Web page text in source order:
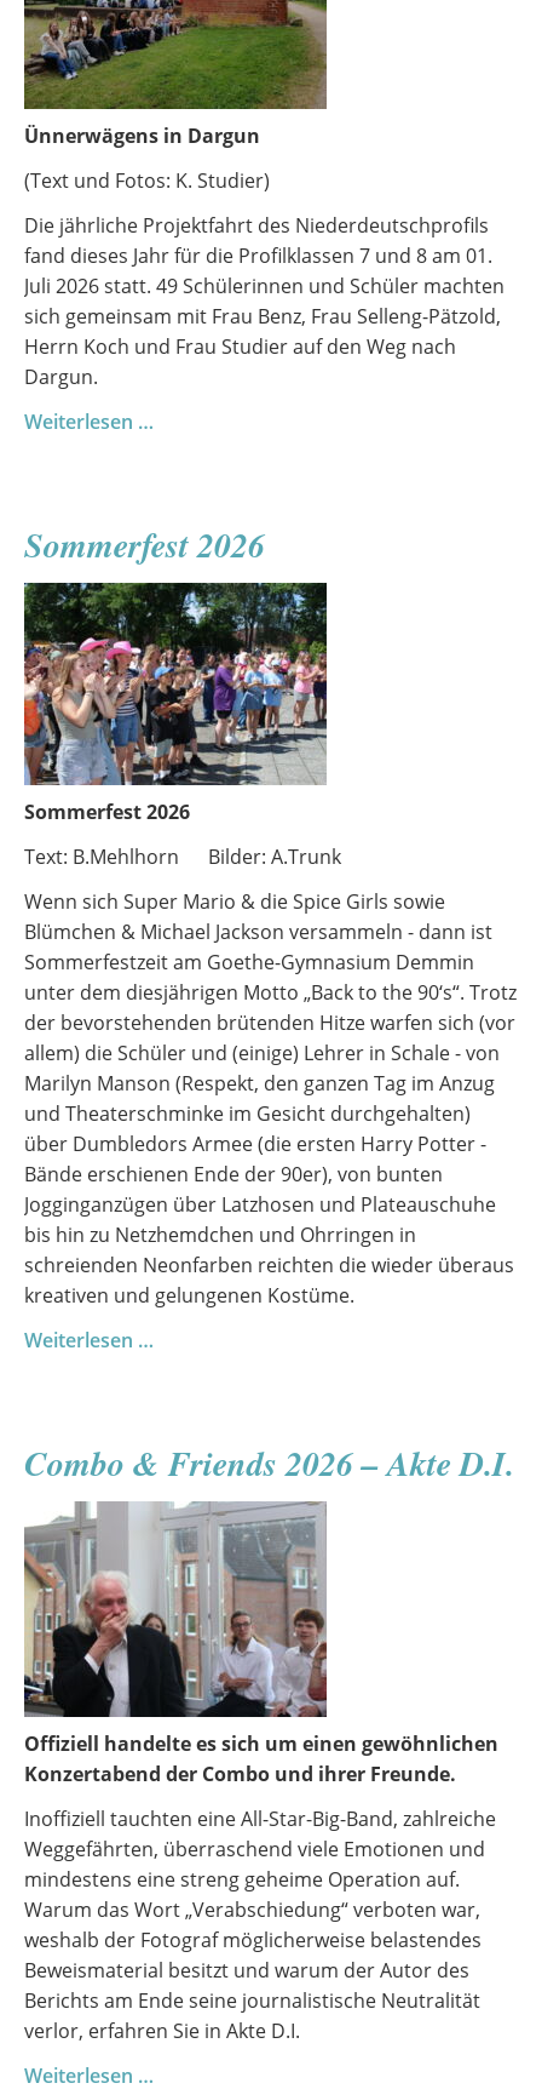
Ünnerwägens in Dargun
(Text und Fotos: K. Studier)
Die jährliche Projektfahrt des Niederdeutschprofils
fand dieses Jahr für die Profilklassen 7 und 8 am 01.
Juli 2026 statt. 49 Schülerinnen und Schüler machten
sich gemeinsam mit Frau Benz, Frau Selleng-Pätzold,
Herrn Koch und Frau Studier auf den Weg nach
Dargun.
Weiterlesen …
Sommerfest 2026
Sommerfest 2026
Text: B.Mehlhorn Bilder: A.Trunk
Wenn sich Super Mario & die Spice Girls sowie
Blümchen & Michael Jackson versammeln - dann ist
Sommerfestzeit am Goethe-Gymnasium Demmin
unter dem diesjährigen Motto „Back to the 90‘s“. Trotz
der bevorstehenden brütenden Hitze warfen sich (vor
allem) die Schüler und (einige) Lehrer in Schale - von
Marilyn Manson (Respekt, den ganzen Tag im Anzug
und Theaterschminke im Gesicht durchgehalten)
über Dumbledors Armee (die ersten Harry Potter -
Bände erschienen Ende der 90er), von bunten
Jogginganzügen über Latzhosen und Plateauschuhe
bis hin zu Netzhemdchen und Ohrringen in
schreienden Neonfarben reichten die wieder überaus
kreativen und gelungenen Kostüme.
Weiterlesen …
Combo & Friends 2026 – Akte D.I.
Offiziell handelte es sich um einen gewöhnlichen
Konzertabend der Combo und ihrer Freunde.
Inoffiziell tauchten eine All-Star-Big-Band, zahlreiche
Weggefährten, überraschend viele Emotionen und
mindestens eine streng geheime Operation auf.
Warum das Wort „Verabschiedung“ verboten war,
weshalb der Fotograf möglicherweise belastendes
Beweismaterial besitzt und warum der Autor des
Berichts am Ende seine journalistische Neutralität
verlor, erfahren Sie in Akte D.I.
Weiterlesen …